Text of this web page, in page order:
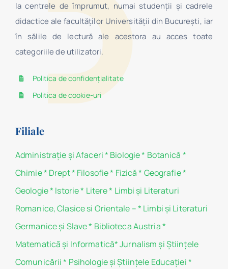
la centrele de împrumut, numai studenţii şi cadrele
didactice ale facultăților Universității din București, iar
în sălile de lectură ale acestora au acces toate
categoriile de utilizatori.
Politica de confidențialitate
Politica de cookie-uri
Filiale
Administraţie şi Afaceri* Biologie* Botanică *
Chimie* Drept* Filosofie* Fizică * Geografie*
Geologie* Istorie* Litere* Limbi și Literaturi
Romanice, Clasice si Orientale –* Limbi și Literaturi
Germanice şi Slave* Biblioteca Austria*
Matematicã și Informatică*Jurnalism şi Ştiinţele
Comunicării * Psihologie şi Ştiinţele Educaţiei*